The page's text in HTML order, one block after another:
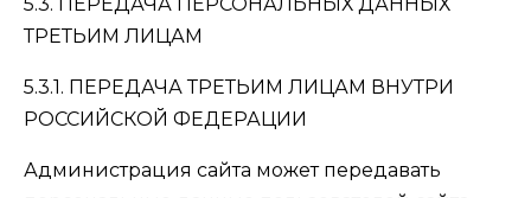
ТРЕТЬИМ ЛИЦАМ
5.3.1. ПЕРЕДАЧА ТРЕТЬИМ ЛИЦАМ ВНУТРИ
РОССИЙСКОЙ ФЕДЕРАЦИИ
Администрация сайта может передавать